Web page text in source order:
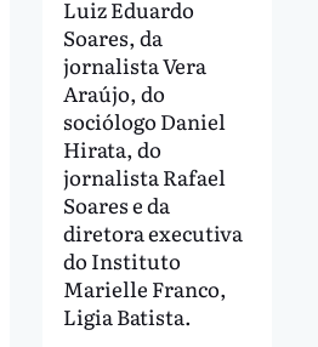
Luiz Eduardo
Soares, da
jornalista Vera
Araújo, do
sociólogo Daniel
Hirata, do
jornalista Rafael
Soares e da
diretora executiva
do Instituto
Marielle Franco,
Ligia Batista.